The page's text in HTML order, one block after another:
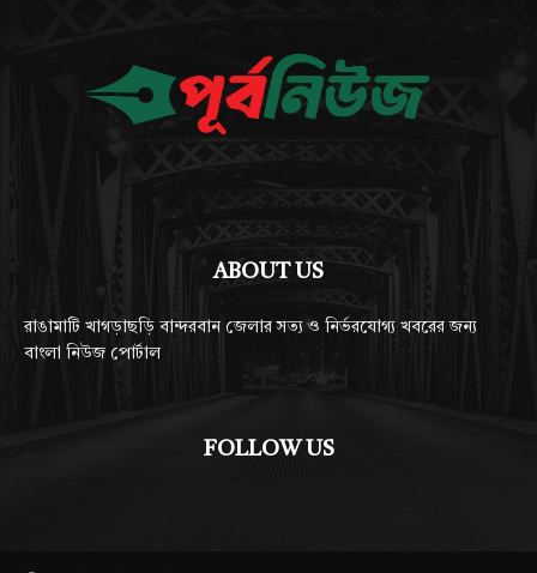
ABOUT US
রাঙামাটি খাগড়াছড়ি বান্দরবান জেলার সত্য ও নির্ভরযোগ্য খবরের জন্য
বাংলা নিউজ পোর্টাল
FOLLOW US